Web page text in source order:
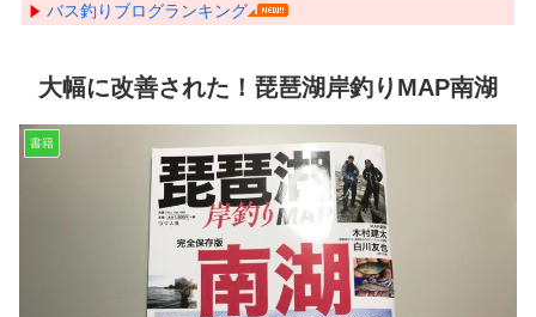
バス釣りブログランキング
大幅に改善された！琵琶湖岸釣りMAP南湖
書籍